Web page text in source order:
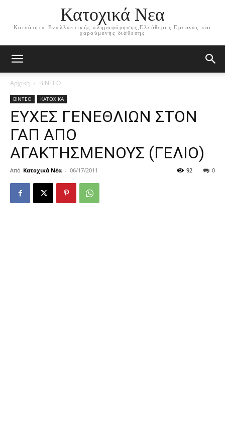
Κατοχικά Νεα
Κοινότητα Εναλλακτικής πληροφόρησης,Ελεύθερης Ερευνας και
χαρούμενης διάθεσης
Αρχική ΒΙΝΤΕΟ
ΒΙΝΤΕΟ ΚΑΤΟΧΙΚΑ
ΕΥΧΕΣ ΓΕΝΕΘΛΙΩΝ ΣΤΟΝ
ΓΑΠ ΑΠΟ
ΑΓΑΚΤΗΣΜΕΝΟΥΣ (ΓΕΛΙΟ)
Από Κατοχικά Νέα - 06/17/2011 0
92